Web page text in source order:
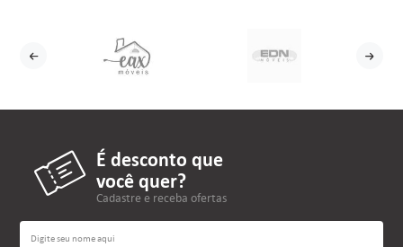
É desconto que
você quer?
Cadastre e receba ofertas